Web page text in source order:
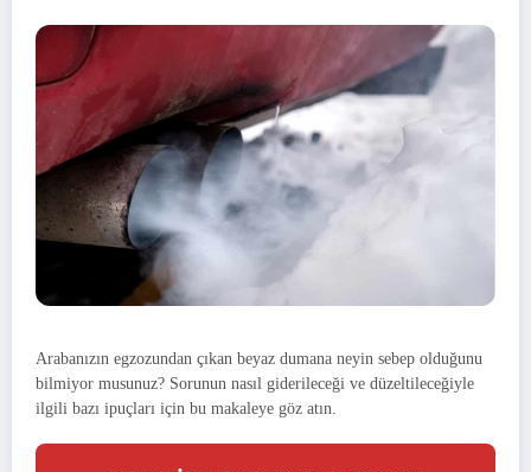
Arabanızın egzozundan çıkan beyaz dumana neyin sebep olduğunu
bilmiyor musunuz? Sorunun nasıl giderileceği ve düzeltileceğiyle
ilgili bazı ipuçları için bu makaleye göz atın.